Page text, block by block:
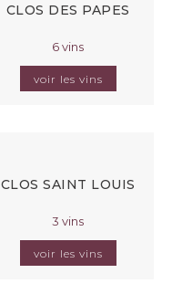
CLOS DES PAPES
6 vins
voir les vins
CLOS SAINT LOUIS
3 vins
voir les vins